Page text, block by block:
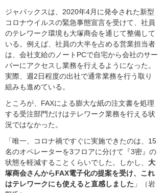
ジャパックスは、2020年4月に発令された新型
コロナウイルスの緊急事態宣言を受けて、社員
のテレワーク環境も大塚商会を通じて整備して
いる。例えば、社員の大半を占める営業担当者
は、会社支給のノートPCで自宅から会社のサー
バーにアクセスし業務を行えるようになった。
実際、週2日程度の出社で通常業務を行う取り
組みも進めている。
ところが、FAXによる膨大な紙の注文書を処理
する受注部門だけはテレワーク業務を行える状
況ではなかった。
「唯一、コロナ禍ですぐに実施できたのは、15
名のオペレーターを3フロアに分けて『3密』の
状態を軽減することくらいでした。しかし、 大
塚商会さんからFAX電子化の提案を受け、これ
はテレワークにも使えると直感しました 」（岩